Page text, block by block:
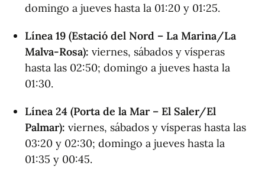
domingo a jueves hasta la 01:20 y 01:25.
Línea 19 (Estació del Nord – La Marina/La
Malva-Rosa): viernes, sábados y vísperas
hasta las 02:50; domingo a jueves hasta la
01:30.
Línea 24 (Porta de la Mar – El Saler/El
Palmar): viernes, sábados y vísperas hasta las
03:20 y 02:30; domingo a jueves hasta la
01:35 y 00:45.